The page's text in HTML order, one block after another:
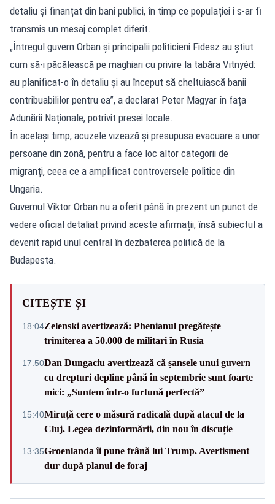
detaliu și finanțat din bani publici, în timp ce populației i s-ar fi
transmis un mesaj complet diferit.
„Întregul guvern Orban și principalii politicieni Fidesz au știut
cum să-i păcălească pe maghiari cu privire la tabăra Vitnyéd:
au planificat-o în detaliu și au început să cheltuiască banii
contribuabililor pentru ea”, a declarat Peter Magyar în fața
Adunării Naționale, potrivit presei locale.
În același timp, acuzele vizează și presupusa evacuare a unor
persoane din zonă, pentru a face loc altor categorii de
migranți, ceea ce a amplificat controversele politice din
Ungaria.
Guvernul Viktor Orban nu a oferit până în prezent un punct de
vedere oficial detaliat privind aceste afirmații, însă subiectul a
devenit rapid unul central în dezbaterea politică de la
Budapesta.
CITEȘTE ȘI
18:04Zelenski avertizează: Phenianul pregătește
trimiterea a 50.000 de militari în Rusia
17:50Dan Dungaciu avertizează că șansele unui guvern
cu drepturi depline până în septembrie sunt foarte
mici: „Suntem într-o furtună perfectă”
15:40Miruță cere o măsură radicală după atacul de la
Cluj. Legea dezinformării, din nou în discuție
13:35Groenlanda îi pune frână lui Trump. Avertisment
dur după planul de foraj